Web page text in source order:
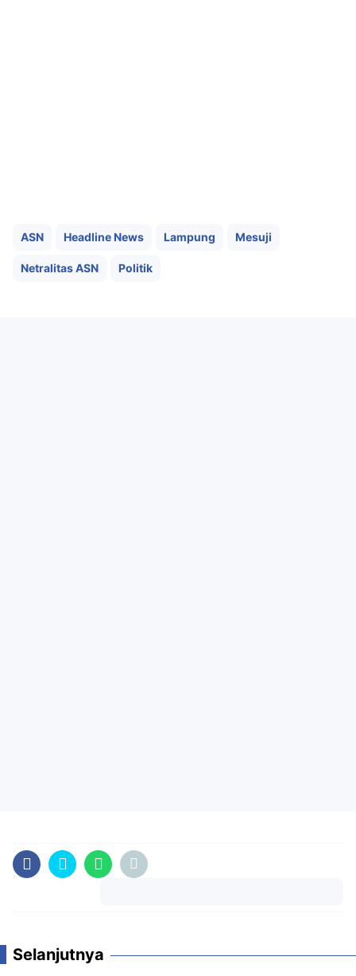
ASN Headline News Lampung Mesuji
Netralitas ASN Politik
Selanjutnya